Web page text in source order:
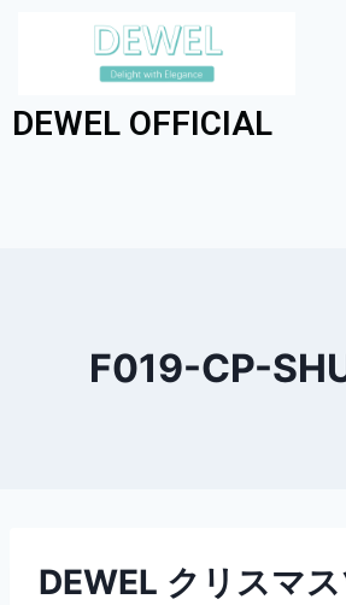
DEWEL OFFICIAL
F019-CP-
DEWEL クリスマス